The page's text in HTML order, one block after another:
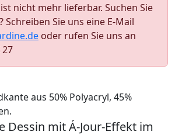
nicht mehr lieferbar. Suchen Sie
Schreiben Sie uns eine E-Mail
oder rufen Sie uns an
27
aus 50% Polyacryl, 45%
Dessin mit Á-Jour-Effekt im